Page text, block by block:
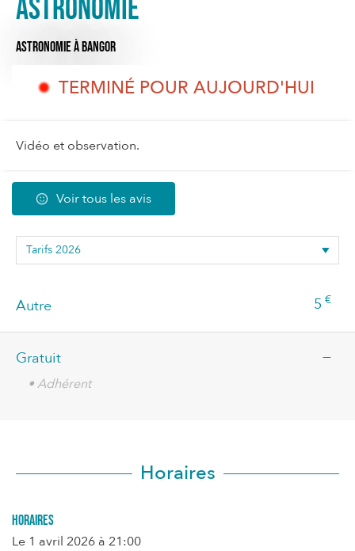
Astronomie
ASTRONOMIEÀ BANGOR
TERMINÉ POUR AUJOURD'HUI
Vidéo et observation.
Voir tous les avis
Autre 5 €
Gratuit —
• Adhérent
Horaires
Horaires
Le 1 avril 2026 à 21:00